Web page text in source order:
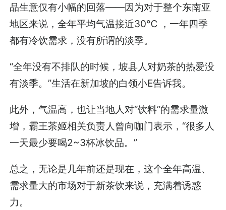
品生意仅有小幅的回落——因为对于整个东南亚
地区来说，全年平均气温接近30℃ ，一年四季
都有冷饮需求，没有所谓的淡季。
“全年没有不排队的时候，坡县人对奶茶的热爱没
有淡季。”生活在新加坡的白领小E告诉我。
此外，气温高，也让当地人对“饮料”的需求量激
增，霸王茶姬相关负责人曾向咖门表示，“很多人
一天最少要喝2~3杯冰饮品。”
总之，无论是几年前还是现在，这个全年高温、
需求量大的市场对于新茶饮来说，充满着诱惑
力。